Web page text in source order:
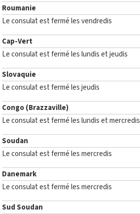
Roumanie
Le consulat est fermé les vendredis
Cap-Vert
Le consulat est fermé les lundis et jeudis
Slovaquie
Le consulat est fermé les jeudis
Congo (Brazzaville)
Le consulat est fermé les lundis et mercredis
Soudan
Le consulat est fermé les mercredis
Danemark
Le consulat est fermé les mercredis
Sud Soudan